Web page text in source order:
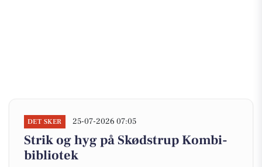
DET SKER 25-07-2026 07:05
Strik og hyg på Skødstrup Kombi-
bibliotek